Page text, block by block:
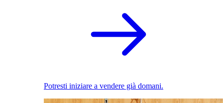
Potresti iniziare a vendere già domani.